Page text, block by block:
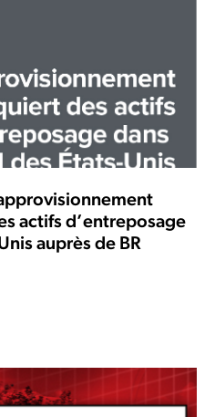
actifs d’entreposage
auprès de BR